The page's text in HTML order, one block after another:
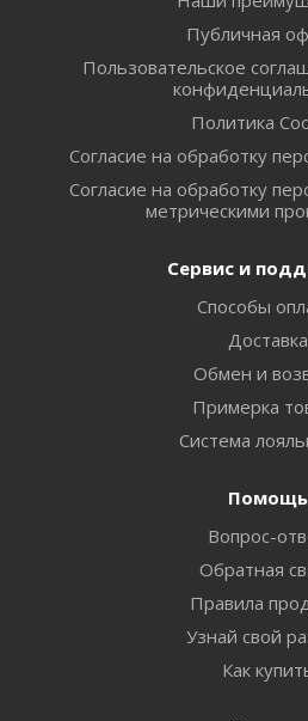
Публичная
Пользовательское
Политика
Согласие на обработку
Согласие на обработку
метрическими
Сервис и
Способы
Доставка
Обмен и
Примерка
Система
Помощь
Вопрос-
Обратная
Правила
Узнай свой
Как